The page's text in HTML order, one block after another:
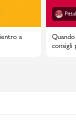
a
consigli